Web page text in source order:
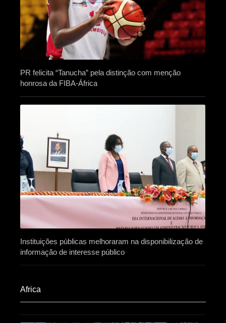
PR felicita “Tanucha” pela distinção com menção
honrosa da FIBA-África
Instituições públicas melhoraram na disponibilização de
informação de interesse público
Africa​